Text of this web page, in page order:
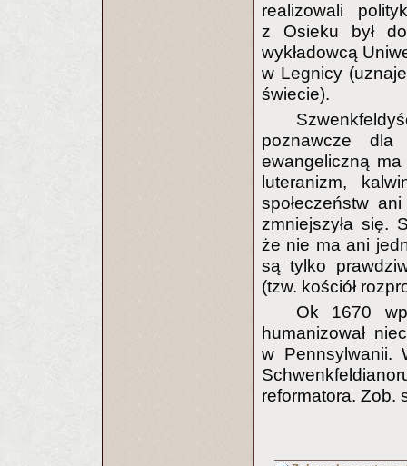
realizowali
z Osieku był
wykładowcą
w Legnicy
świecie).
poznawcze
ewangeliczną
luteranizm,
społeczeństw
zmniejszyła się.
że nie ma ani
są tylko
(tzw. kościół
Ok 1670
humanizował
w Pennsylwanii.
reformatora. Zob.